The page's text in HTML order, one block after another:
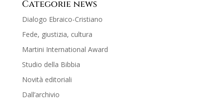
Categorie news
Dialogo Ebraico-Cristiano
Fede, giustizia, cultura
Martini International Award
Studio della Bibbia
Novità editoriali
Dall’archivio